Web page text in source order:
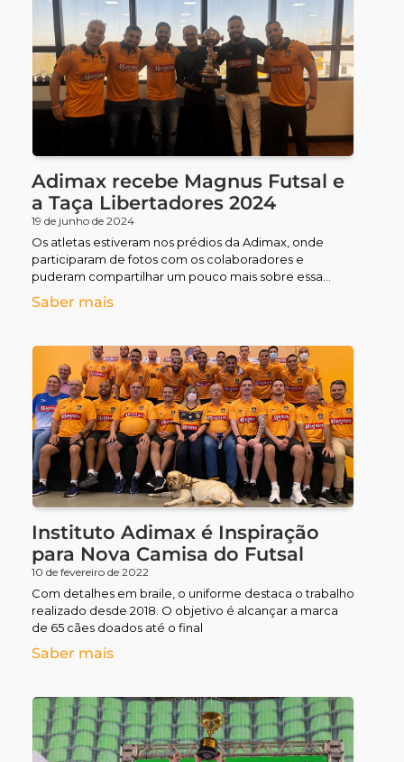
Adimax recebe Magnus Futsal e
a Taça Libertadores 2024
19 de junho de 2024
Os atletas estiveram nos prédios da Adimax, onde
participaram de fotos com os colaboradores e
puderam compartilhar um pouco mais sobre essa
importante conquista.
Saber mais
Instituto Adimax é Inspiração
para Nova Camisa do Futsal
10 de fevereiro de 2022
Com detalhes em braile, o uniforme destaca o trabalho
realizado desde 2018. O objetivo é alcançar a marca
de 65 cães doados até o final
Saber mais